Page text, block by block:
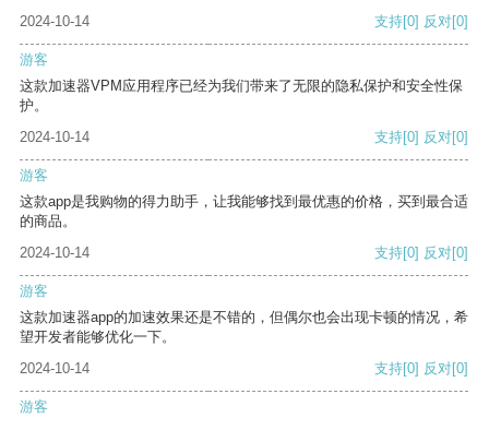
2024-10-14
支持[0] 反对[0]
游客
这款加速器VPM应用程序已经为我们带来了无限的隐私保护和安全性保
护。
2024-10-14
支持[0] 反对[0]
游客
这款app是我购物的得力助手，让我能够找到最优惠的价格，买到最合适
的商品。
2024-10-14
支持[0] 反对[0]
游客
这款加速器app的加速效果还是不错的，但偶尔也会出现卡顿的情况，希
望开发者能够优化一下。
2024-10-14
支持[0] 反对[0]
游客